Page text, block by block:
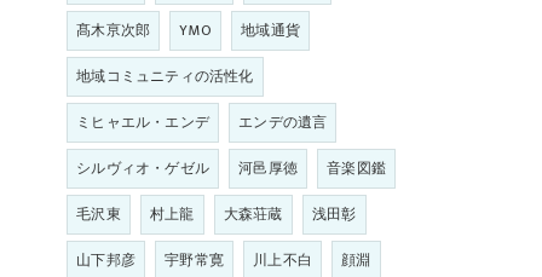
髙木亰次郎
YMO
地域通貨
地域コミュニティの活性化
ミヒャエル・エンデ
エンデの遺言
シルヴィオ・ゲゼル
河邑厚徳
音楽図鑑
毛沢東
村上龍 大森荘蔵
浅田彰
山下邦彦
宇野常寛 川上不白 顔淵